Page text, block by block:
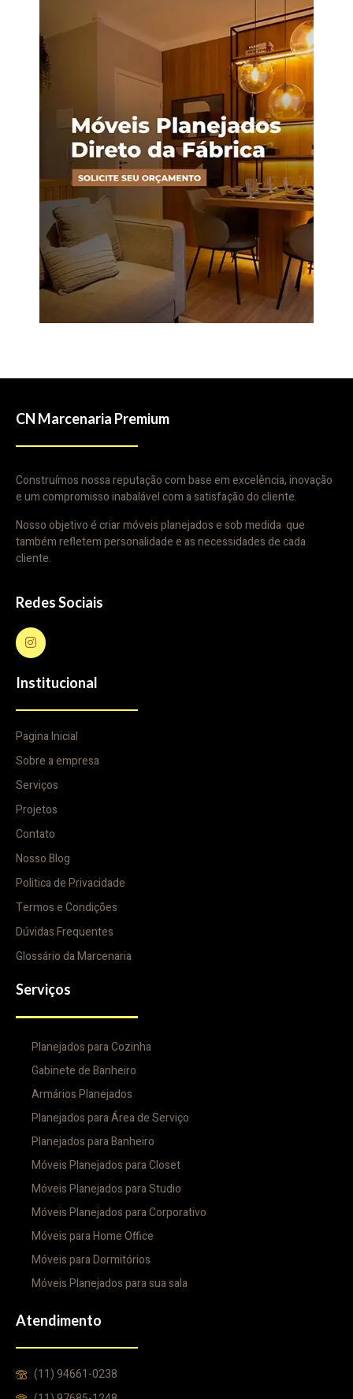
CN Marcenaria Premium
Construímos nossa reputação com base em excelência, inovação
e um compromisso inabalável com a satisfação do cliente.
Nosso objetivo é criar móveis planejados e sob medida que
também refletem personalidade e as necessidades de cada
cliente.
Redes Sociais
Institucional
Pagina Inicial
Sobre a empresa
Serviços
Projetos
Contato
Nosso Blog
Politica de Privacidade
Termos e Condições
Dúvidas Frequentes
Glossário da Marcenaria
Serviços
Planejados para Cozinha
Gabinete de Banheiro
Armários Planejados
Planejados para Área de Serviço
Planejados para Banheiro
Móveis Planejados para Closet
Móveis Planejados para Studio
Móveis Planejados para Corporativo
Móveis para Home Office
Móveis para Dormitórios
Móveis Planejados para sua sala
Atendimento
(11) 94661-0238